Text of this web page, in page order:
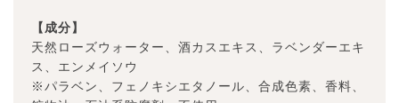
【成分】
天然ローズウォーター、酒カスエキス、ラベンダーエキ
ス、エンメイソウ
※パラベン、フェノキシエタノール、合成色素、香料、